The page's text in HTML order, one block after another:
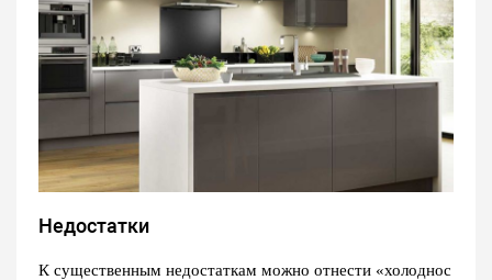
Недостатки
К существенным недостаткам можно отнести «холоднос